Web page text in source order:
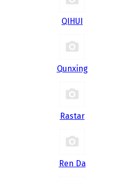
QIHUI
Qunxing
Rastar
Ren Da